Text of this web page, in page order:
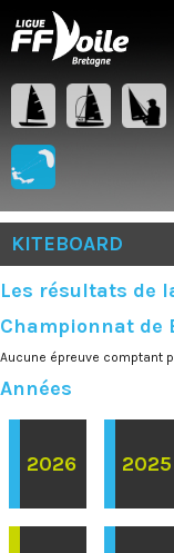
KITEBOARD
Les résultats de
Championnat de
Aucune épreuve comptant
Années
2026 2025
Intranet